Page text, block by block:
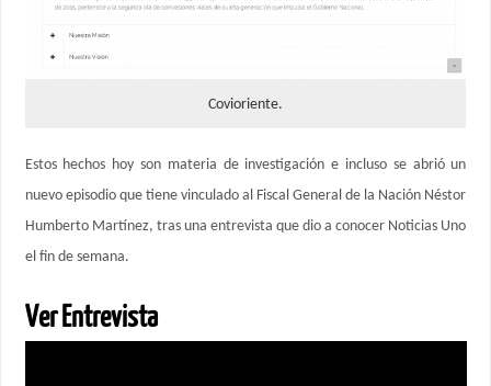
Covioriente.
Estos hechos hoy son materia de investigación e incluso se abrió un
nuevo episodio que tiene vinculado al Fiscal General de la Nación Néstor
Humberto Martínez, tras una entrevista que dio a conocer Noticias Uno
el fin de semana.
Ver Entrevista